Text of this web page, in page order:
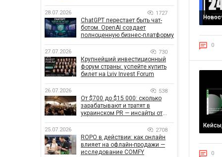
0
0
28.07.2026 1727
ChatGPT перестает быть чат-
ботом. OpenAI создает
полноценную бизнес-платформу
27.07.2026 730
Крупнейший инвестиционный
форум страны: успейте купить
билет на Lviv Invest Forum
26.07.2026 538
От $700 до $15 000: сколько
зарабатывают и тратят в
украинском PR — инсайты от
25.07.2026 2708
ROPO в действии: как онлайн
влияет на офлайн-продажи —
исследование COMFY